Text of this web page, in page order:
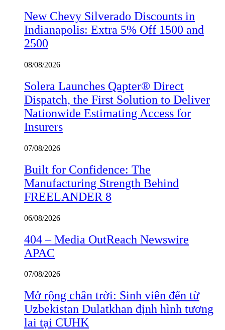
New Chevy Silverado Discounts in
Indianapolis: Extra 5% Off 1500 and
2500
08/08/2026
Solera Launches Qapter® Direct
Dispatch, the First Solution to Deliver
Nationwide Estimating Access for
Insurers
07/08/2026
Built for Confidence: The
Manufacturing Strength Behind
FREELANDER 8
06/08/2026
404 – Media OutReach Newswire
APAC
07/08/2026
Mở rộng chân trời: Sinh viên đến từ
Uzbekistan Dulatkhan định hình tương
lai tại CUHK